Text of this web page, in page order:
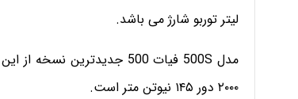
لیتر توربو شارژ می باشد.
۲۰۰۰ دور ۱۴۵ نیوتن متر است.